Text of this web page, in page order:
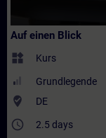
Auf einen Blick
widgets Kurs
Grundlegende
where_to_vote DE
access_time 2.5 days